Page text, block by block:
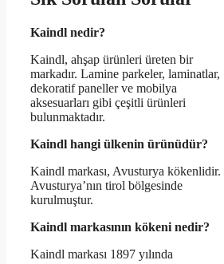
Kaindl nedir?
Kaindl, ahşap ürünleri üreten bir
markadır. Lamine parkeler, laminatlar,
dekoratif paneller ve mobilya
aksesuarları gibi çeşitli ürünleri
bulunmaktadır.
Kaindl hangi ülkenin ürünüdür?
Kaindl markası, Avusturya kökenlidir.
Avusturya’nın tirol bölgesinde
kurulmuştur.
Kaindl markasının kökeni nedir?
Kaindl markası 1897 yılında